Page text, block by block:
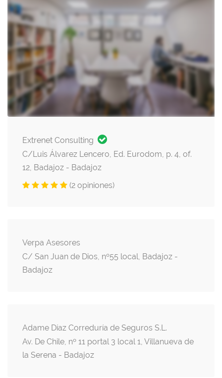
Extrenet Consulting
C/Luis Álvarez Lencero, Ed. Eurodom, p. 4, of.
12, Badajoz - Badajoz
(2 opiniones)
Verpa Asesores
C/ San Juan de Dios, nº55 local, Badajoz -
Badajoz
Adame Díaz Correduría de Seguros S.L.
Av. De Chile, nº 11 portal 3 local 1, Villanueva de
la Serena - Badajoz